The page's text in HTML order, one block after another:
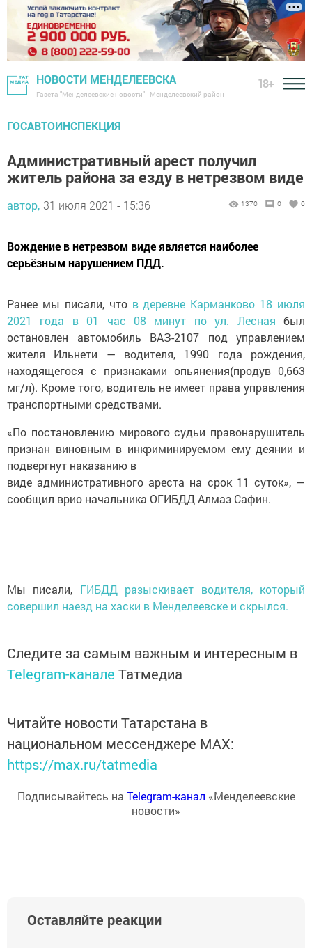
НОВОСТИ МЕНДЕЛЕЕВСКА
Газета "Менделеевские новости" - Менделеевский район
18+
ГОСАВТОИНСПЕКЦИЯ
Административный арест получил
житель района за езду в нетрезвом виде
автор, 31 июля 2021 - 15:36 1370 0 0
Вождение в нетрезвом виде является наиболее
серьёзным нарушением ПДД.
Ранее мы писали, что в деревне Карманково 18 июля
2021 года в 01 час 08 минут по ул. Лесная был
остановлен автомобиль ВАЗ-2107 под управлением
жителя Ильнети — водителя, 1990 года рождения,
находящегося с признаками опьянения(продув 0,663
мг/л). Кроме того, водитель не имеет права управления
транспортными средствами.
«По постановлению мирового судьи правонарушитель
признан виновным в инкриминируемом ему деянии и
подвергнут наказанию в
виде административного ареста на срок 11 суток», —
сообщил врио начальника ОГИБДД Алмаз Сафин.
Мы писали, ГИБДД разыскивает водителя, который
совершил наезд на хаски в Менделеевске и скрылся.
Следите за самым важным и интересным в
Telegram-канале Татмедиа
Читайте новости Татарстана в
национальном мессенджере MАХ:
https://max.ru/tatmedia
Подписывайтесь на Telegram-канал «Менделеевские
новости»
Оставляйте реакции